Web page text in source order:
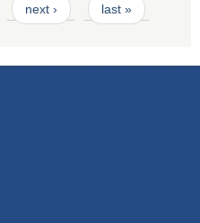
next › last »